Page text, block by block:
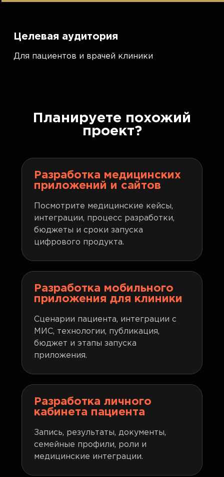
Целевая аудитория
Для пациентов и врачей клиники
Планируете похожий
проект?
Разработка медицинских
приложений и сайтов
Посмотрите медицинские кейсы,
интеграции, процесс разработки,
бюджеты и сроки запуска
цифрового продукта.
Разработка мобильного
приложения для клиники
Сценарии пациента, интеграции с
МИС, технологии, публикация,
бюджет и этапы запуска
приложения.
Разработка личного
кабинета пациента
Запись, результаты, документы,
семейные профили, роли и
медицинские интеграции.